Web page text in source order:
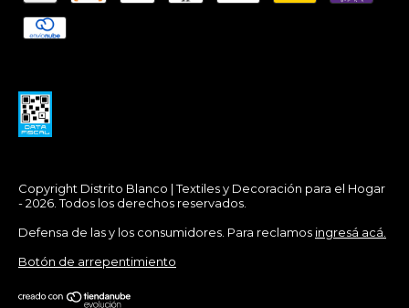
Copyright Distrito Blanco | Textiles y Decoración para el Hogar
- 2026. Todos los derechos reservados.
Defensa de las y los consumidores. Para reclamos ingresá acá.
Botón de arrepentimiento